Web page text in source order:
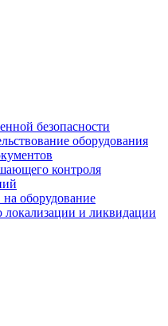
безопасности
оборудования
контроля
на оборудование
и ликвидации